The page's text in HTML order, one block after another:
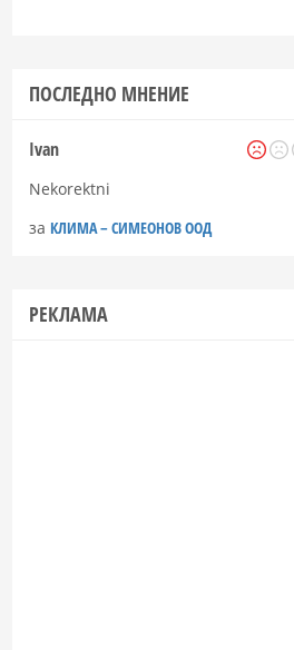
ПОСЛЕДНО МНЕНИЕ
Ivan
Nekorektni
за КЛИМА – СИМЕОНОВ ООД
РЕКЛАМА